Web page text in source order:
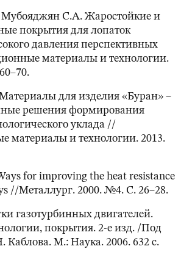
С.А. Жаростойкие и
покрытия для лопаток
давления перспективных
материалы и технологии.
для изделия «Буран» –
решения формирования
уклада //
материалы и технологии. 2013.
for improving the heat resistance
//Металлург. 2000. №4. С. 26–28.
газотурбинных двигателей.
покрытия. 2-е изд. /Под
Каблова. М.: Наука. 2006. 632 с.